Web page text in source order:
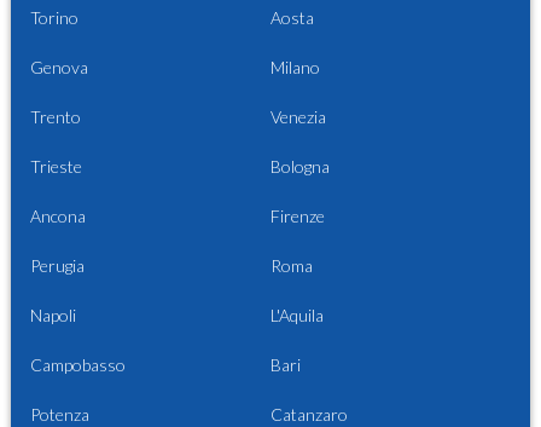
Torino Aosta
Genova Milano
Trento Venezia
Trieste Bologna
Ancona Firenze
Perugia Roma
Napoli L'Aquila
Campobasso Bari
Potenza Catanzaro